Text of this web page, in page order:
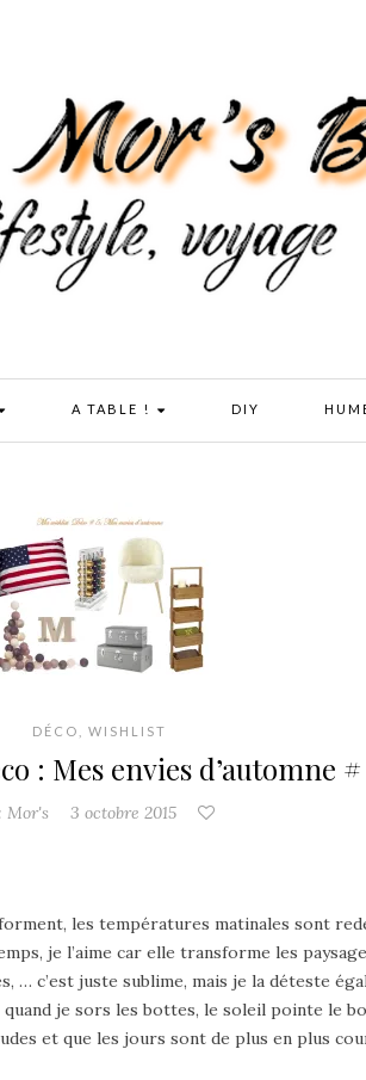
A TABLE ! DIY
DÉCO WISHLIST
: Mes envies d’automne #
Mor's 3 octobre 2015
les températures matinales sont
je l’aime car elle transforme les
… c’est juste sublime, mais je la déteste
je sors les bottes, le soleil pointe le
et que les jours sont de plus en plus